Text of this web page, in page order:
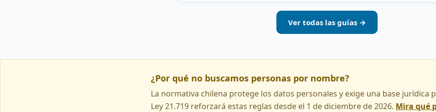
Ver todas las guías →
¿Por qué no buscamos personas por nombre?
La normativa chilena protege los datos personales y exige una base jurídica
Ley 21.719 reforzará estas reglas desde el 1 de diciembre de 2026. Mira qué